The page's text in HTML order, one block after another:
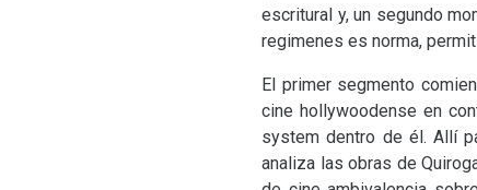
escritural y, un segundo
regimenes es norma,
El primer segmento
cine hollywoodense en
system dentro de él. Allí
analiza las obras de